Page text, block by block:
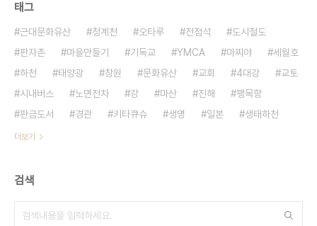
태그
근대문화유산 청계천 오타루 전점석
도시철도
판자촌
마을만들기 기독교 YMCA 마찌야
세월호
하천
태양광 창원 문화유산 교회 4대강
교토
시내버스
노면전차 강 마산 진해
팽목항
판금도서
경관 키타큐슈 생명 일본 생태하천
더보기
검색